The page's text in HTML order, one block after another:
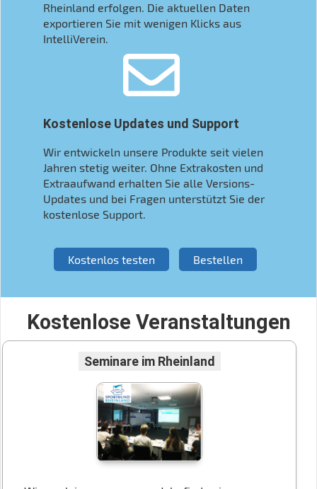
Rheinland erfolgen. Die aktuellen Daten
exportieren Sie mit wenigen Klicks aus
IntelliVerein.
Kostenlose Updates und Support
Wir entwickeln unsere Produkte seit vielen
Jahren stetig weiter. Ohne Extrakosten und
Extraaufwand erhalten Sie alle Versions-
Updates und bei Fragen unterstützt Sie der
kostenlose Support.
Kostenlos testen Bestellen
Kostenlose Veranstaltungen
Seminare im Rheinland